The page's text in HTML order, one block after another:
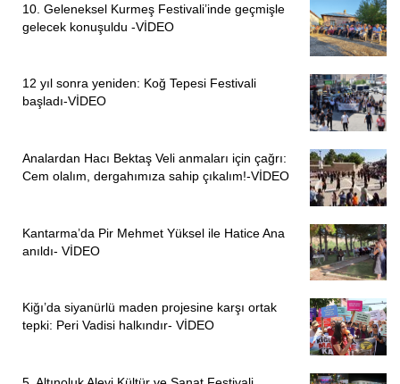
yaşama kültürünü ortadan kaldırmak için ellerinden gelen
her şeyi yaptılar ve yapmaya devam ediyorlar” diyerek
“Biz Alevi Bektaşi toplumu doğuşumuzdan demokratız.
Aleviler bu ülkeden ve dünyadan barışın, kardeşin,
ister. Okumak ve yolunu, erkanını yaşamak ister. Alevi
Bektaşi toplumu bencil değildir, ezilen azınlıklarının sesini
yükselttiği her yerdedir. Bu devlet yurttaşına, yurttaş gibi
davranıncaya kadar bilinçli insanlar haklarını aramaya
devam edecektir.”
BU AÇIDAN BEDELLER ÖDEMİŞTİR”
Gülsev Kaya
da, demokrasi kavramının tartışılması gereken bir kavram
10. Geleneksel Kurmeş Festivali’inde geçmişle
gelecek konuşuldu -VİDEO
12 yıl sonra yeniden: Koğ Tepesi Festivali
başladı-VİDEO
Analardan Hacı Bektaş Veli anmaları için çağrı:
Cem olalım, dergahımıza sahip çıkalım!-VİDEO
Kantarma’da Pir Mehmet Yüksel ile Hatice Ana
anıldı- VİDEO
Kiğı’da siyanürlü maden projesine karşı ortak
tepki: Peri Vadisi halkındır- VİDEO